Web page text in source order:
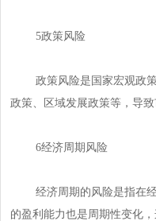
5政策风险
政策风险是国家宏观政策
政策、区域发展政策等，导致
6经济周期风险
经济周期的风险是指在经
的盈利能力也是周期性变化